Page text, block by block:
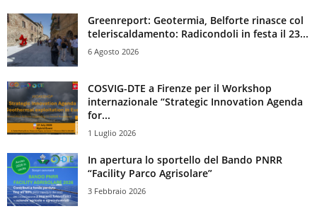
Greenreport: Geotermia, Belforte rinasce col
teleriscaldamento: Radicondoli in festa il 23...
6 Agosto 2026
COSVIG-DTE a Firenze per il Workshop
internazionale “Strategic Innovation Agenda
for...
1 Luglio 2026
In apertura lo sportello del Bando PNRR
“Facility Parco Agrisolare”
3 Febbraio 2026